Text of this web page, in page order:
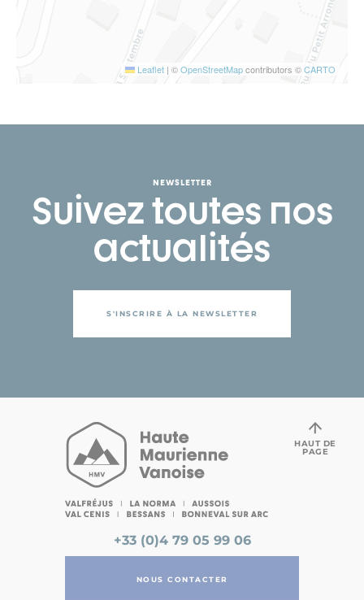
Leaflet | ©OpenStreetMapcontributors ©CARTO
NEWSLETTER
Suivez toutes nos
actualités
S'INSCRIRE À LA NEWSLETTER
+33 (0)4 79 05 99 06
NOUS CONTACTER
HAUT DE
PAGE